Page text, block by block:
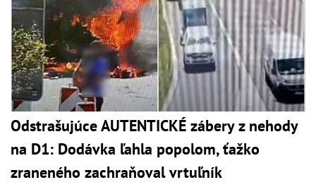
Odstrašujúce AUTENTICKÉ zábery z nehody
na D1: Dodávka ľahla popolom, ťažko
zraneného zachraňoval vrtuľník